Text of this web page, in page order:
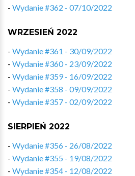
- Wydanie #362 - 07/10/2022
WRZESIEŃ 2022
- Wydanie #361 - 30/09/2022
- Wydanie #360 - 23/09/2022
- Wydanie #359 - 16/09/2022
- Wydanie #358 - 09/09/2022
- Wydanie #357 - 02/09/2022
SIERPIEŃ 2022
- Wydanie #356 - 26/08/2022
- Wydanie #355 - 19/08/2022
- Wydanie #354 - 12/08/2022